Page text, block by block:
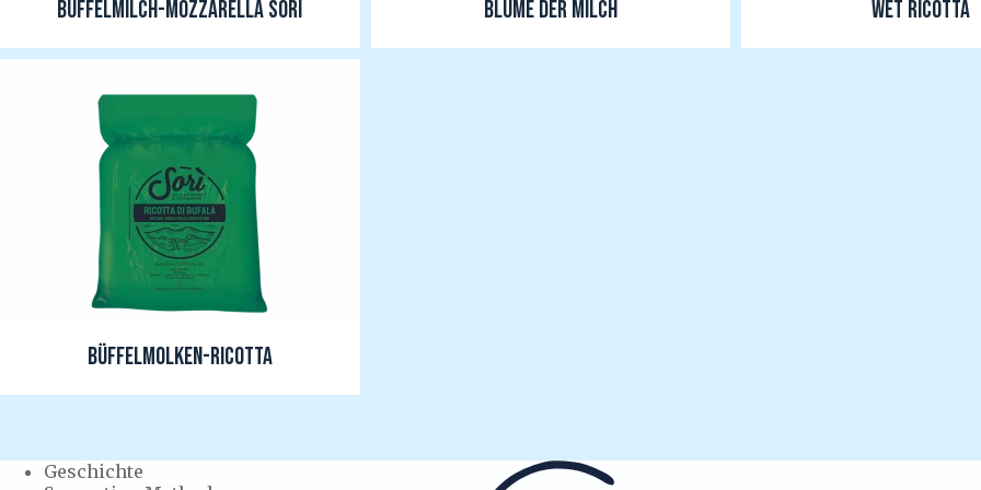
BÜFFELMILCH-MOZZARELLA SORI BLUME DER MILCH WET RICOTTA
BÜFFELMOLKEN-RICOTTA
Geschichte